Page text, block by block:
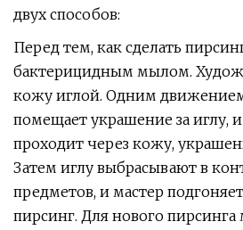
двух способов:
Перед тем, как сделать
бактерицидным мылом.
кожу иглой. Одним
помещает украшение за иглу, и
проходит через кожу,
Затем иглу выбрасывают в
предметов, и мастер
пирсинг. Для нового